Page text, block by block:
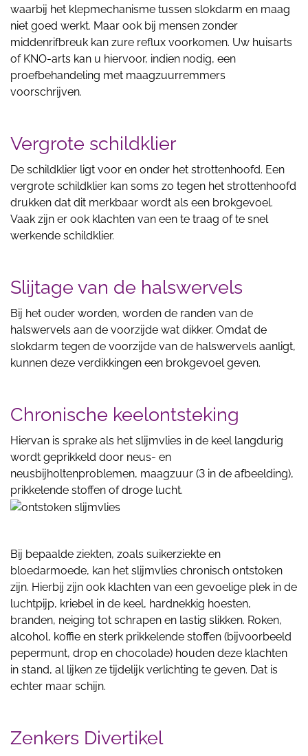
waarbij het klepmechanisme tussen slokdarm en maag
niet goed werkt. Maar ook bij mensen zonder
middenrifbreuk kan zure reflux voorkomen. Uw huisarts
of KNO-arts kan u hiervoor, indien nodig, een
proefbehandeling met maagzuurremmers
voorschrijven.
Vergrote schildklier
De schildklier ligt voor en onder het strottenhoofd. Een
vergrote schildklier kan soms zo tegen het strottenhoofd
drukken dat dit merkbaar wordt als een brokgevoel.
Vaak zijn er ook klachten van een te traag of te snel
werkende schildklier.
Slijtage van de halswervels
Bij het ouder worden, worden de randen van de
halswervels aan de voorzijde wat dikker. Omdat de
slokdarm tegen de voorzijde van de halswervels aanligt,
kunnen deze verdikkingen een brokgevoel geven.
Chronische keelontsteking
Hiervan is sprake als het slijmvlies in de keel langdurig
wordt geprikkeld door neus- en
neusbijholtenproblemen, maagzuur (3 in de afbeelding),
prikkelende stoffen of droge lucht.
Bij bepaalde ziekten, zoals suikerziekte en
bloedarmoede, kan het slijmvlies chronisch ontstoken
zijn. Hierbij zijn ook klachten van een gevoelige plek in de
luchtpijp, kriebel in de keel, hardnekkig hoesten,
branden, neiging tot schrapen en lastig slikken. Roken,
alcohol, koffie en sterk prikkelende stoffen (bijvoorbeeld
pepermunt, drop en chocolade) houden deze klachten
in stand, al lijken ze tijdelijk verlichting te geven. Dat is
echter maar schijn.
Zenkers Divertikel